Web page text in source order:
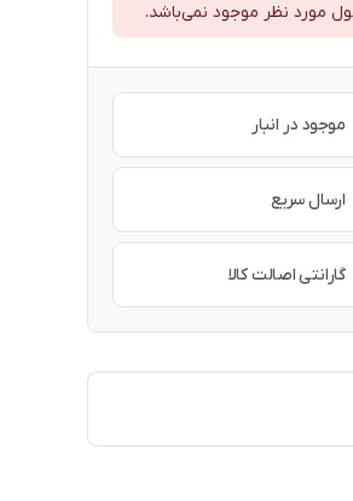
مورد نظر موجود نمی‌باشد.
موجود در انبار
ارسال سریع
گارانتی اصالت کالا